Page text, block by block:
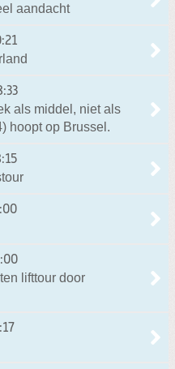
aandacht
als middel, niet als
hoopt op Brussel.
lifttour door